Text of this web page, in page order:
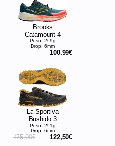
Brooks
Catamount 4
Peso: 269g
Drop: 6mm
100,99€
La Sportiva
Bushido 3
Peso: 291g
Drop: 6mm
175,00€ 122,50€